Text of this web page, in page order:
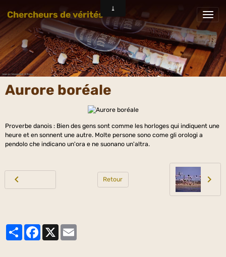
Chercheurs de vérités
Aurore boréale
Proverbe danois : Bien des gens sont comme les horloges qui indiquent une
heure et en sonnent une autre. Molte persone sono come gli orologi a
pendolo che indicano un'ora e ne suonano un'altra.
Retour
PartagerFacebook